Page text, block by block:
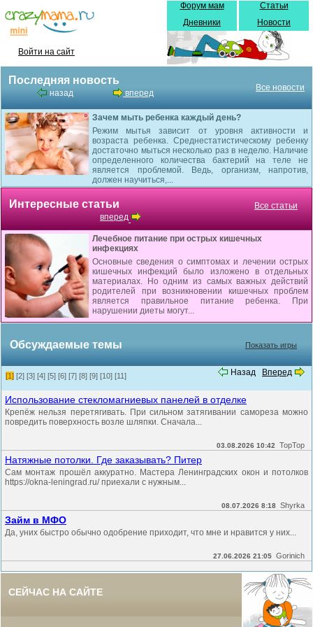
Войти на сайт
Форум мам
Дневники
Статьи
Новости
Последняя новость
назад вперед
Все новости
Зачем мыть ребенка каждый день?
Режим мытья зависит от уровня активности и
возраста ребенка. Среднестатистическому ребенку
достаточно мыться несколько раз в неделю. Наличие
определенного количества бактерий на теле не
является проблемой. Ведь, организм, напротив,
должен научиться,...
Интересные статьи
вперед
Все статьи
Лечебное питание при острых кишечных
инфекциях
Основные сведения о симптомах и лечении острых
кишечных инфекций было изложено в отдельных
материалах. Но одним из самых важных действий
родителей при возникновении кишечных проблем
является правильное питание ребенка. При
нарушении диеты могут...
Обсуждаемые темы Показать игры
Назад Вперед
[1] [2] [3] [4] [5] [6] [7] [8] [9] [10] [11]
Использование стекломагниевых панелей в отделке
Крепёж нельзя перетягивать. При сильном затягивании самореза можно
повредить поверхность возле шляпки. Сначала...
03.08.2026 10:42 TopTop
Натяжные потолки. Где заказывать? Питер
Сам монтаж прошёл аккуратно. Мастера Ленинградских окон и потолков
https://okna-leningrad.ru/ приехали с нужным...
08.07.2026 8:18 Shyrka
Займ в МФО
Да, уних быстро обычно одобрение приходит, что мне и нравится у них...
27.06.2026 21:05 Gorinich
СЕЙЧАС НА САЙТЕ